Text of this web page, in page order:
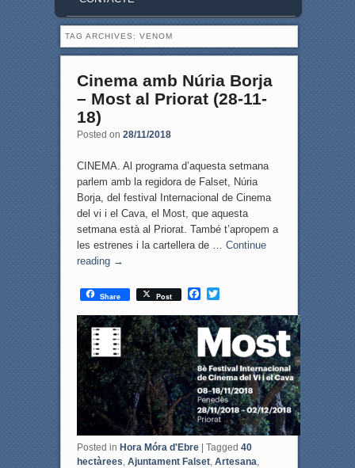
TAG ARCHIVES: VENOM
Cinema amb Núria Borja
– Most al Priorat (28-11-
18)
Posted on 28/11/2018
CINEMA. Al programa d’aquesta setmana
parlem amb la regidora de Falset, Núria
Borja, del festival Internacional de Cinema
del vi i el Cava, el Most, que aquesta
setmana està al Priorat. També t’apropem a
les estrenes i la cartellera de … Continue
reading →
Share Post
F
c
e
b
o
o
k
T
i
t
t
e
r
Posted in Hora Móra d'Ebre | Tagged 40
hectàrees Ajuntament Falset, Artesana